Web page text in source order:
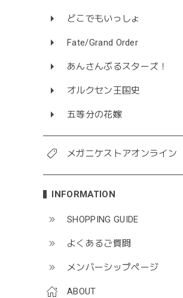
どこでもいっしょ
Fate/Grand Order
あんさんぶるスターズ！
オルクセン王国史
五等分の花嫁
メガニケストアオンライン
INFORMATION
SHOPPING GUIDE
よくあるご質問
メンバーシップページ
ABOUT